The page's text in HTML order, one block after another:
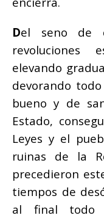
Del seno de
revoluciones
elevando
devorando
bueno y de
Estado,
Leyes y el
ruinas de la
precedieron
tiempos de
al final todo